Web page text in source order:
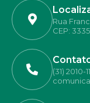
Rua
CEP:
(31) 2010-